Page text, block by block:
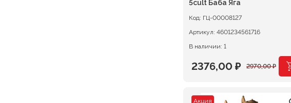
5cult Баба Яга
Код: ГЦ-00008127
Артикул: 4601234561716
В наличии: 1
2970,00₽
Первоначальная
2376,00 ₽
Текущая
Акция